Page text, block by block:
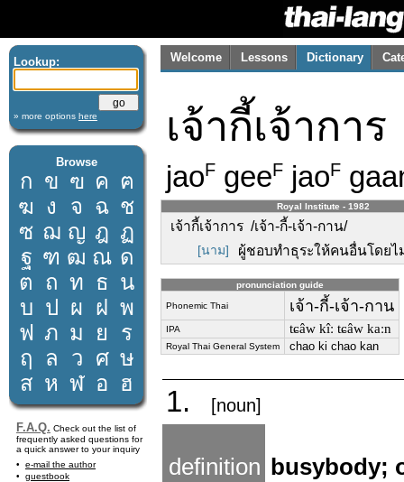
Lookup:
» more options here
Browse
ก ข ฃ ค ฅ
ฆ ง จ ฉ ช
ซ ฌ ญ ฎ ฏ
ฐ ฑ ฒ ณ ด
ต ถ ท ธ น
บ ป ผ ฝ พ
ฟ ภ ม ย
ร
ฤ
ล ว ศ ษ
ส ห ฬ อ ฮ
F.A.Q. Check out the list of
frequently asked questions for
a quick answer to your inquiry
e-mail the author
guestbook
Welcome Lessons Dictionary
เจ้ากี้เจ้าการ
jaoF geeF jaoF
Royal Institute - 1982
เจ้ากี้เจ้าการ /เจ้า-กี้-เจ้า-กาน/
[นาม] ผู้ชอบทำธุระให้คนอื่นโดยไ
pronunciation guide
Phonemic Thai เจ้า-กี้-เจ้า-กาน
IPA tɕâw kîː tɕâw kaːn
Royal Thai General System chao ki chao kan
1. [noun]
definition busybody;